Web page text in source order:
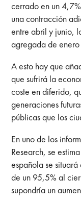
cerrado en un
una contracción
entre abril y junio,
agregada de
A esto hay que
que sufrirá la
coste en diferido,
generaciones
públicas que los
En uno de los
Research, se
española se
de un 95,5% al
supondría un